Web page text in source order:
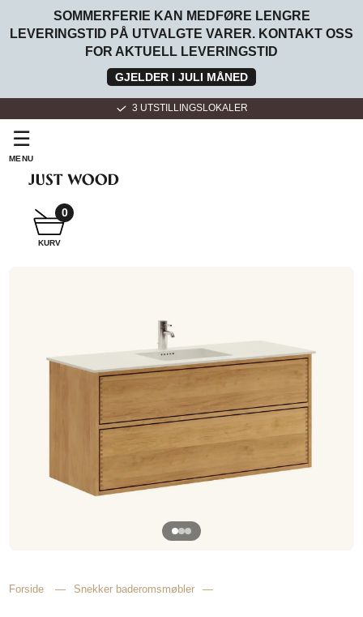
SOMMERFERIE KAN MEDFØRE LENGRE
LEVERINGSTID PÅ UTVALGTE VARER. KONTAKT OSS
FOR AKTUELL LEVERINGSTID
GJELDER I JULI MÅNED
+47 4775 1091
☰
MENU
SNEKKER
HJEMMET
INSPIRASJON
KURV
0
Forside — Snekker baderomsmøbler —